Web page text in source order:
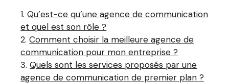
Qu’est-ce qu’une agence de communication
et quel est son rôle ?
Comment choisir la meilleure agence de
communication pour mon entreprise ?
Quels sont les services proposés par une
agence de communication de premier plan ?